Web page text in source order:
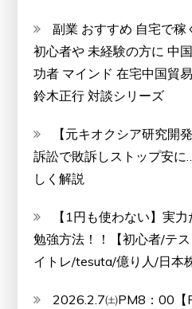
副業 おすすめ 自宅で稼
初心者や 未経験の方に 中
功者 マインド 在宅中国貿
鈴木正行 対談シリーズ
【元キオクシア研究開
訴訟で敗訴しストップ安
しく解説
【1円も使わない】実
勉強方法！！【初心者/テ
イトレ/tesuta/億り人/日本
2026.2.7㈯PM8：00【